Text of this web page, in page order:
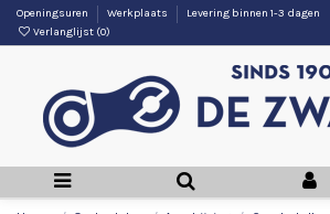
Openingsuren Werkplaats
Levering binnen 1-3 dagen
Verlanglijst (0)